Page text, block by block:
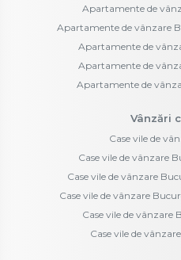
Apartamente de
Apartamente de vânzare
Apartamente de
Apartamente de
Apartamente de
Vânzări
Case vile de
Case vile de vânzare
Case vile de vânzare
Case vile de vânzare
Case vile de vânzare
Case vile de